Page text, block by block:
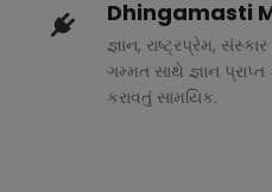
Dhingamasti
જ્ઞાન, રાષ્ટ્રપ્રેમ,
ગમ્મત સાથે જ્ઞાન પ્રાપ્ત
કરાવતું સામયિક.